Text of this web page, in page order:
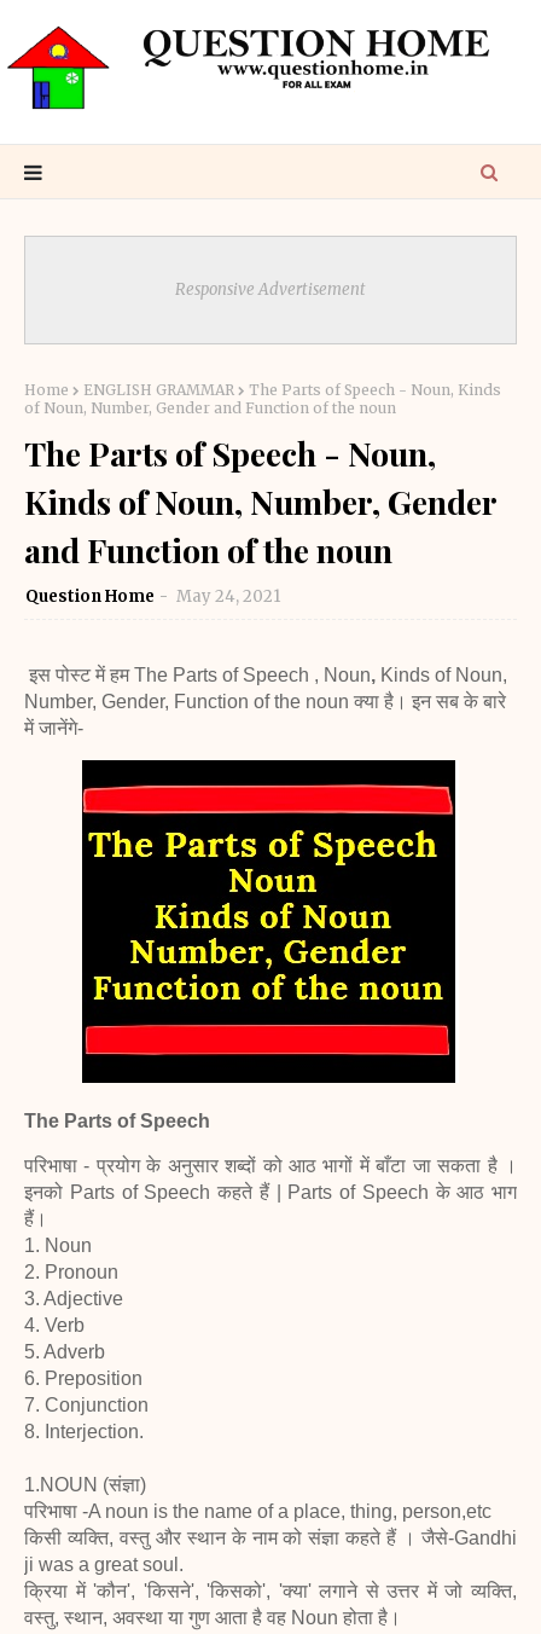
Responsive Advertisement
Home ENGLISH GRAMMAR
The Parts of Speech - Noun, Kinds
of Noun, Number, Gender and Function of the noun
The Parts of Speech - Noun,
Kinds of Noun, Number, Gender
and Function of the noun
Question Home May 24, 2021
इस पोस्ट में हमThe Parts of Speech , Noun, Kinds of Noun,
Number, Gender, Function of the noun क्या है। इन सब के बारे
में जानेंगे-
The Parts of Speech
परिभाषा - प्रयोग के अनुसार शब्दों को आठ भागों में बाँटा जा सकता है ।
इनको Parts of Speech कहते हैं | Parts of Speech के आठ भाग
हैं।
1. Noun
2. Pronoun
3. Adjective
4. Verb
5. Adverb
6. Preposition
7. Conjunction
8. Interjection.
1.NOUN (संज्ञा)
परिभाषा -A noun is the name of a place, thing, person,etc
किसी व्यक्ति, वस्तु और स्थान के नाम को संज्ञा कहते हैं । जैसे-Gandhi
ji was a great soul.
क्रिया में 'कौन', 'किसने', 'किसको', 'क्या' लगाने से उत्तर में जो व्यक्ति,
वस्तु, स्थान, अवस्था या गुण आता है वह Noun होता है।